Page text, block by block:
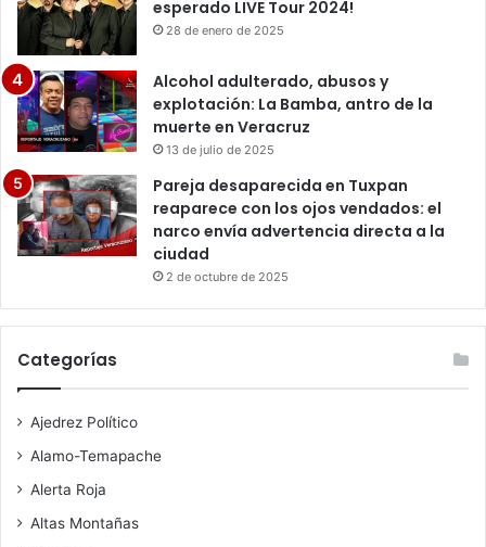
esperado LIVE Tour 2024!
28 de enero de 2025
Alcohol adulterado, abusos y
explotación: La Bamba, antro de la
muerte en Veracruz
13 de julio de 2025
Pareja desaparecida en Tuxpan
reaparece con los ojos vendados: el
narco envía advertencia directa a la
ciudad
2 de octubre de 2025
Categorías
Ajedrez Político
Alamo-Temapache
Alerta Roja
Altas Montañas